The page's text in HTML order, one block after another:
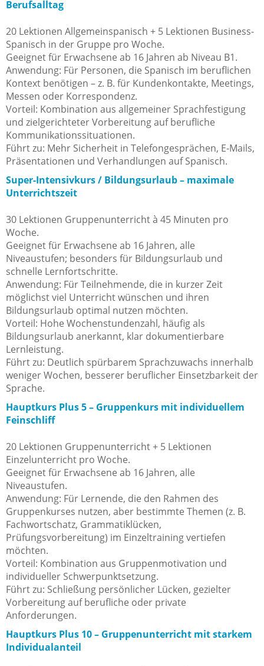
Berufsalltag
20 Lektionen Allgemeinspanisch + 5 Lektionen Business-
Spanisch in der Gruppe pro Woche.
Geeignet für Erwachsene ab 16 Jahren ab Niveau B1.
Anwendung: Für Personen, die Spanisch im beruflichen
Kontext benötigen – z. B. für Kundenkontakte, Meetings,
Messen oder Korrespondenz.
Vorteil: Kombination aus allgemeiner Sprachfestigung
und zielgerichteter Vorbereitung auf berufliche
Kommunikationssituationen.
Führt zu: Mehr Sicherheit in Telefongesprächen, E-Mails,
Präsentationen und Verhandlungen auf Spanisch.
Super-Intensivkurs / Bildungsurlaub – maximale
Unterrichtszeit
30 Lektionen Gruppenunterricht à 45 Minuten pro
Woche.
Geeignet für Erwachsene ab 16 Jahren, alle
Niveaustufen; besonders für Bildungsurlaub und
schnelle Lernfortschritte.
Anwendung: Für Teilnehmende, die in kurzer Zeit
möglichst viel Unterricht wünschen und ihren
Bildungsurlaub optimal nutzen möchten.
Vorteil: Hohe Wochenstundenzahl, häufig als
Bildungsurlaub anerkannt, klar dokumentierbare
Lernleistung.
Führt zu: Deutlich spürbarem Sprachzuwachs innerhalb
weniger Wochen, besserer beruflicher Einsetzbarkeit der
Sprache.
Hauptkurs Plus 5 – Gruppenkurs mit individuellem
Feinschliff
20 Lektionen Gruppenunterricht + 5 Lektionen
Einzelunterricht pro Woche.
Geeignet für Erwachsene ab 16 Jahren, alle
Niveaustufen.
Anwendung: Für Lernende, die den Rahmen des
Gruppenkurses nutzen, aber bestimmte Themen (z. B.
Fachwortschatz, Grammatiklücken,
Prüfungsvorbereitung) im Einzeltraining vertiefen
möchten.
Vorteil: Kombination aus Gruppenmotivation und
individueller Schwerpunktsetzung.
Führt zu: Schließung persönlicher Lücken, gezielter
Vorbereitung auf berufliche oder private
Anforderungen.
Hauptkurs Plus 10 – Gruppenunterricht mit starkem
Individualanteil